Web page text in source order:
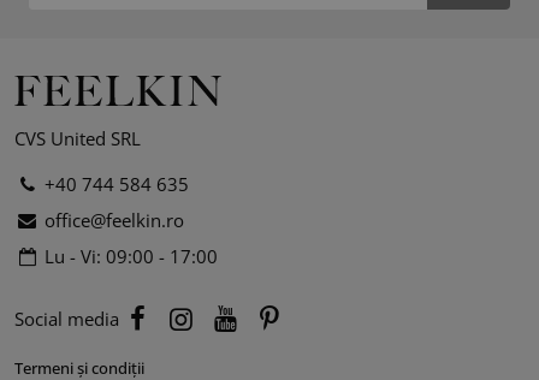
CVS United SRL
+40 744 584 635
office@feelkin.ro
Lu - Vi: 09:00 - 17:00
Social media
Termeni și condiții